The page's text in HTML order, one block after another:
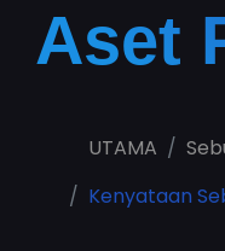
Aset
UTAMA
Kenyataan